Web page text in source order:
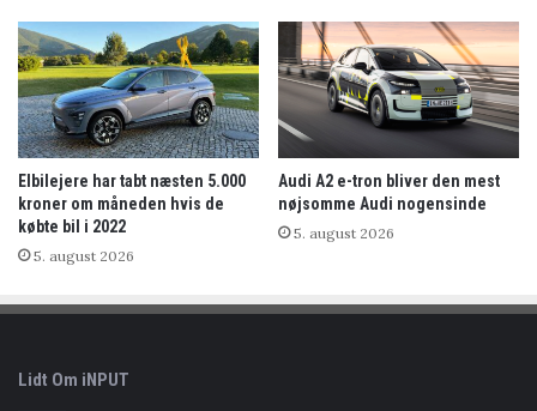
Elbilejere har tabt næsten 5.000
kroner om måneden hvis de
købte bil i 2022
5. august 2026
Audi A2 e-tron bliver den mest
nøjsomme Audi nogensinde
5. august 2026
Lidt Om iNPUT